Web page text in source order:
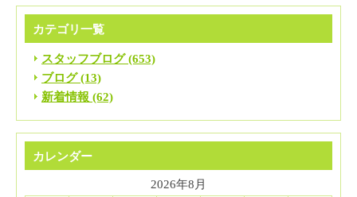
カテゴリ一覧
スタッフブログ (653)
ブログ (13)
新着情報 (62)
カレンダー
2026年8月